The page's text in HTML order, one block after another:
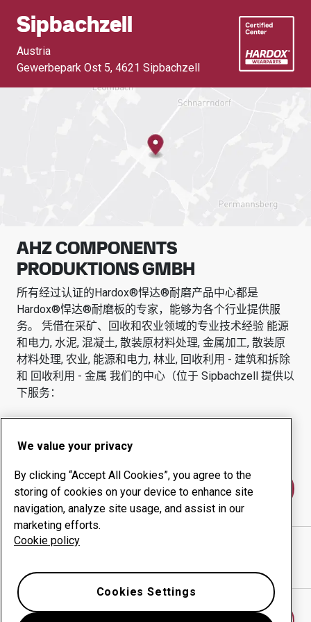
Sipbachzell
Austria
Gewerbepark Ost 5, 4621 Sipbachzell
AHZ COMPONENTS
PRODUKTIONS GMBH
所有经过认证的Hardox®悍达®耐磨产品中心都是
Hardox®悍达®耐磨板的专家，能够为各个行业提供服
务。 凭借在采矿、回收和农业领域的专业技术经验 能源
和电力, 水泥, 混凝土, 散装原材料处理, 金属加工, 散装原
材料处理, 农业, 能源和电力, 林业, 回收利用 - 建筑和拆除
和 回收利用 - 金属 我们的中心（位于 Sipbachzell 提供以
下服务：
耐磨产品
咨询服务
正常运行时间管理
联系我们
AHZ COMPONENTS PRODUKTIONS GMBH
We value your privacy
By clicking “Accept All Cookies”, you agree to the
storing of cookies on your device to enhance site
navigation, analyze site usage, and assist in our
marketing efforts.
Cookie policy
Cookies Settings